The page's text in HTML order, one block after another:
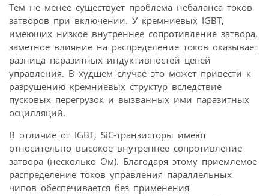
Тем не менее существует проблема небаланса токов
затворов при включении. У кремниевых IGBT,
имеющих низкое внутреннее сопротивление затвора,
заметное влияние на распределение токов оказывает
разница паразитных индуктивностей цепей
управления. В худшем случае это может привести к
разрушению кремниевых структур вследствие
пусковых перегрузок и вызванных ими паразитных
осцилляций.
В отличие от IGBT, SiC-транзисторы имеют
относительно высокое внутреннее сопротивление
затвора (несколько Ом). Благодаря этому приемлемое
распределение токов управления параллельных
чипов обеспечивается без применения